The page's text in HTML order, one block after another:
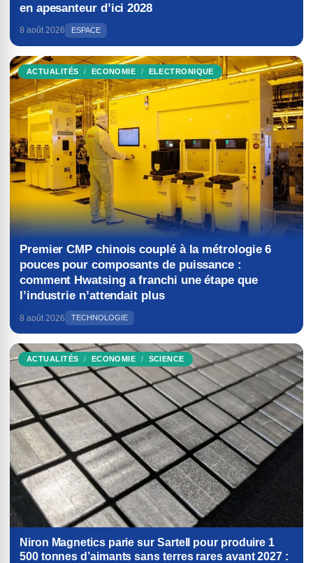
en apesanteur d’ici 2028
8 août 2026 ESPACE
ACTUALITÉS ECONOMIE ELECTRONIQUE
Premier CMP chinois couplé à la métrologie 6
pouces pour composants de puissance :
comment Hwatsing a franchi une étape que
l’industrie n’attendait plus
8 août 2026 TECHNOLOGIE
ACTUALITÉS ECONOMIE SCIENCE
Niron Magnetics parie sur Sartell pour produire 1
500 tonnes d’aimants sans terres rares avant 2027 :